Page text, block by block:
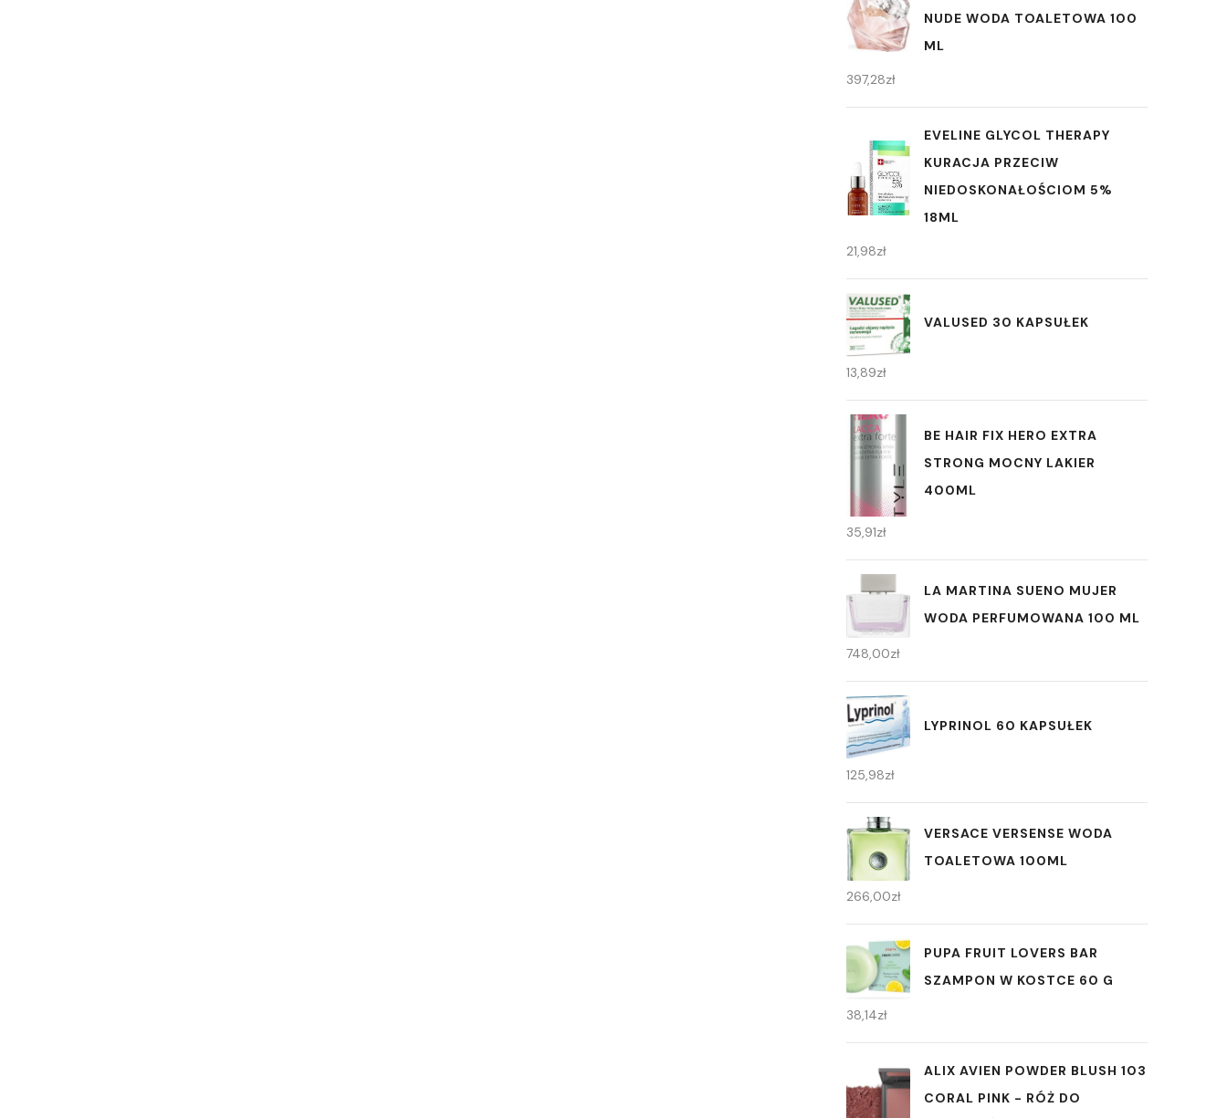
NUDE WODA TOALETOWA 100
ML
397,28zł
EVELINE GLYCOL THERAPY
KURACJA PRZECIW
NIEDOSKONAŁOŚCIOM 5%
18ML
21,98zł
VALUSED 30 KAPSUŁEK
13,89zł
BE HAIR FIX HERO EXTRA
STRONG MOCNY LAKIER
400ML
35,91zł
LA MARTINA SUENO MUJER
WODA PERFUMOWANA 100 ML
748,00zł
LYPRINOL 60 KAPSUŁEK
125,98zł
VERSACE VERSENSE WODA
TOALETOWA 100ML
266,00zł
PUPA FRUIT LOVERS BAR
SZAMPON W KOSTCE 60 G
38,14zł
ALIX AVIEN POWDER BLUSH 103
CORAL PINK - RÓŻ DO